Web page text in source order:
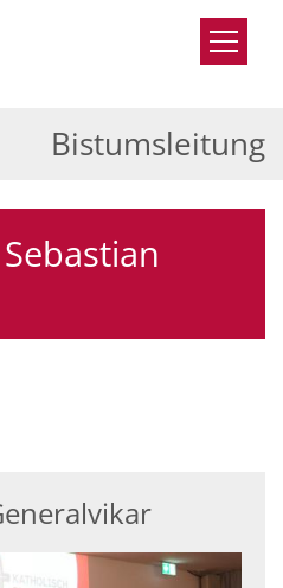
Bistumsleitung